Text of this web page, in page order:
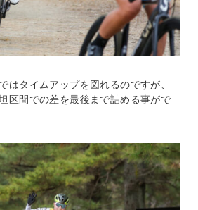
はタイムアップを図れるのですが、
区間での差を最後まで詰める事がで